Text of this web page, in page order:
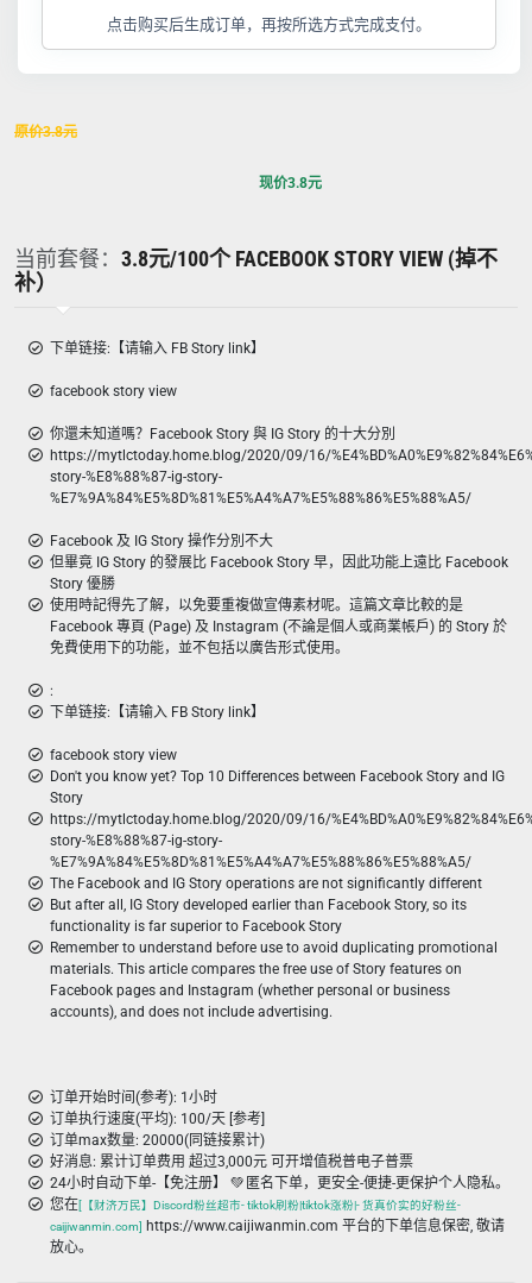
点击购买后生成订单，再按所选方式完成支付。
原价3.8元
现价3.8元
当前套餐： 3.8元/100个 FACEBOOK STORY VIEW (掉不
补）
下单链接:【请输入 FB Story link】
facebook story view
你還未知道嗎？Facebook Story 與 IG Story 的十大分別
https://mytlctoday.home.blog/2020/09/16/
story-%E8%88%87-ig-story-
%E7%9A%84%E5%8D%81%E5%A4%A7%E5%88%86%E5%88%A5/
Facebook 及 IG Story 操作分別不大
但畢竟 IG Story 的發展比 Facebook Story 早，因此功能上遠比 Facebook
Story 優勝
使用時記得先了解，以免要重複做宣傳素材呢。這篇文章比較的是
Facebook 專頁 (Page) 及 Instagram (不論是個人或商業帳戶) 的 Story 於
免費使用下的功能，並不包括以廣告形式使用。
:
下单链接:【请输入 FB Story link】
facebook story view
Don't you know yet? Top 10 Differences between Facebook Story and IG
Story
https://mytlctoday.home.blog/2020/09/16/
story-%E8%88%87-ig-story-
%E7%9A%84%E5%8D%81%E5%A4%A7%E5%88%86%E5%88%A5/
The Facebook and IG Story operations are not significantly different
But after all, IG Story developed earlier than Facebook Story, so its
functionality is far superior to Facebook Story
Remember to understand before use to avoid duplicating promotional
materials. This article compares the free use of Story features on
Facebook pages and Instagram (whether personal or business
accounts), and does not include advertising.
订单开始时间(参考): 1小时
订单执行速度(平均): 100/天 [参考]
订单max数量: 20000(同链接累计)
好消息: 累计订单费用 超过3,000元 可开增值税普电子普票
24小时自动下单-【免注册】 💚 匿名下单，更安全-便捷-更保护个人隐私。
您在[【财济万民】Discord粉丝超市- tiktok刷粉|tiktok涨粉|- 货真价实的好粉丝-
caijiwanmin.com]
https://www.caijiwanmin.com 平台的下单信息保密, 敬请
放心。